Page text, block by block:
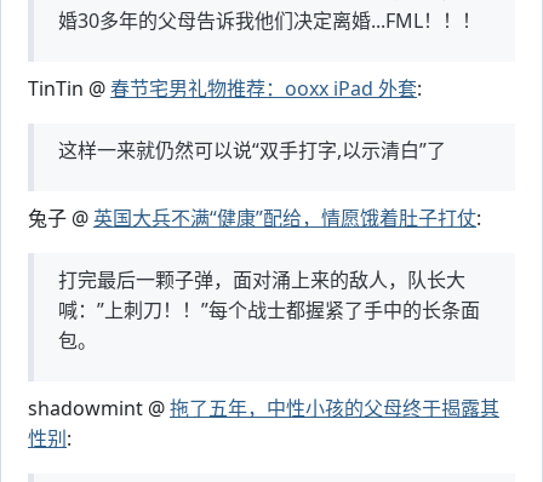
婚30多年的父母告诉我他们决定离婚...FML！！！
TinTin @春节宅男礼物推荐：ooxx iPad 外套:
这样一来就仍然可以说“双手打字,以示清白”了
兔子 @ 英国大兵不满“健康”配给，情愿饿着肚子打仗:
打完最后一颗子弹，面对涌上来的敌人，队长大
喊：”上刺刀！！”每个战士都握紧了手中的长条面
包。
shadowmint @拖了五年，中性小孩的父母终于揭露其
性别: